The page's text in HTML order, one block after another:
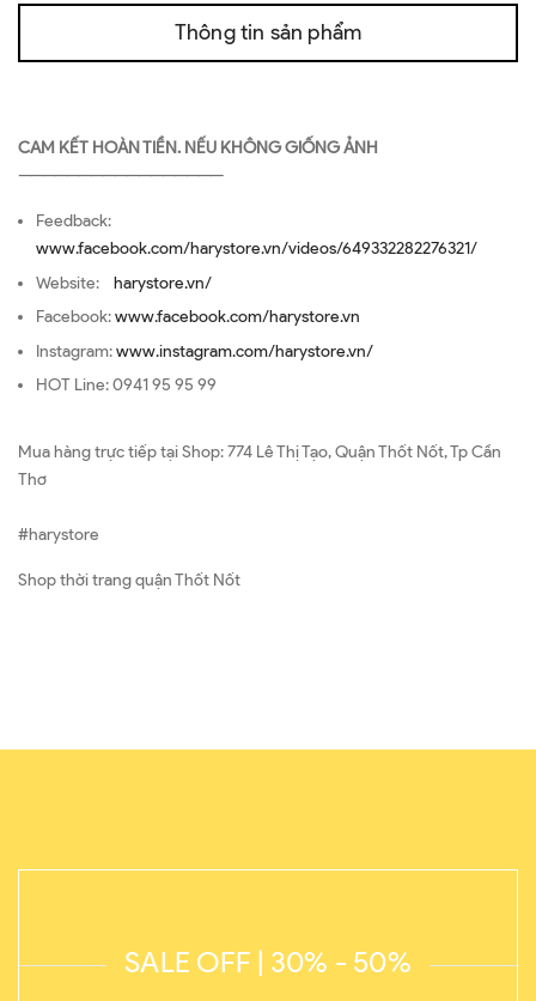
Thông tin sản phẩm
CAM KẾT HOÀN TIỀN. NẾU KHÔNG GIỐNG ẢNH
—————————————————
Feedback:
www.facebook.com/harystore.vn/videos/649332282276321/
Website: harystore.vn/
Facebook:www.facebook.com/harystore.vn
Instagram:www.instagram.com/harystore.vn/
HOT Line: 0941 95 95 99
Mua hàng trực tiếp tại Shop: 774 Lê Thị Tạo, Quận Thốt Nốt, Tp Cần
Thơ
#harystore
Shop thời trang quận Thốt Nốt
SALE OFF | 30% - 50%